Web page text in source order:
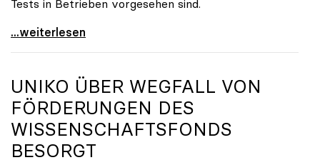
Tests in Betrieben vorgesehen sind.
uniko begrüßt Spielraum durch Testmöglichkeiten
...weiterlesen
UNIKO ÜBER WEGFALL VON
FÖRDERUNGEN DES
WISSENSCHAFTSFONDS
BESORGT